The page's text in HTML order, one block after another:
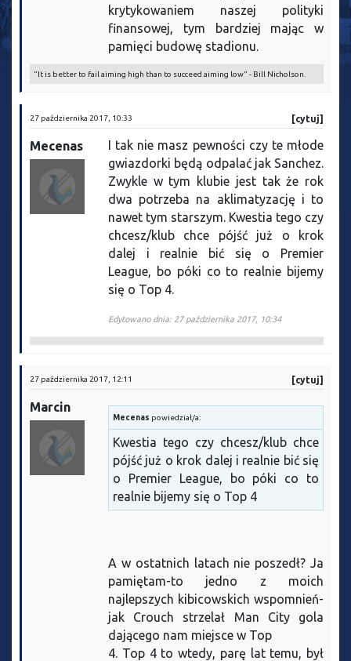
krytykowaniem naszej polityki
finansowej, tym bardziej mając w
pamięci budowę stadionu.
"It is better to fail aiming high than to succeed aiming low" - Bill Nicholson.
27 października 2017, 10:33 [cytuj]
Mecenas
I tak nie masz pewności czy te młode
gwiazdorki będą odpalać jak Sanchez.
Zwykle w tym klubie jest tak że rok
dwa potrzeba na aklimatyzację i to
nawet tym starszym. Kwestia tego czy
chcesz/klub chce pójść już o krok
dalej i realnie bić się o Premier
League, bo póki co to realnie bijemy
się o Top 4.
Edytowano dnia: 27 października 2017, 10:34
27 października 2017, 12:11 [cytuj]
Marcin
Mecenas powiedział/a:
Kwestia tego czy chcesz/klub chce
pójść już o krok dalej i realnie bić się
o Premier League, bo póki co to
realnie bijemy się o Top 4
A w ostatnich latach nie poszedł? Ja
pamiętam-to jedno z moich
najlepszych kibicowskich wspomnień-
jak Crouch strzelał Man City gola
dającego nam miejsce w Top
4. Top 4 to wtedy, parę lat temu, był